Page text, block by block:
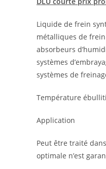
Liquide de frein
métalliques de
absorbeurs
systèmes
systèmes de
Température
Application
Peut être traité
optimale n’est